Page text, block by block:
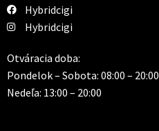
Hybridcigi
Hybridcigi
Otváracia doba:
Pondelok – Sobota: 08:00 – 20:00
Nedeľa: 13:00 – 20:00